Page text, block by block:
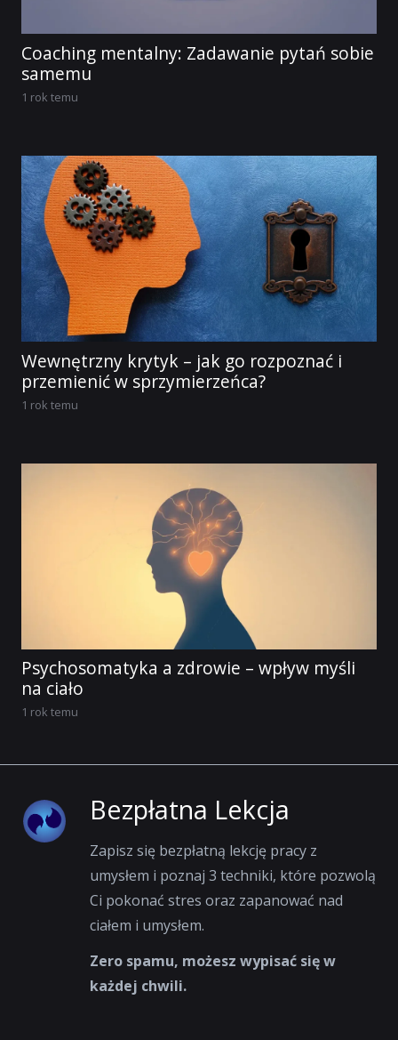
Coaching mentalny: Zadawanie pytań sobie
samemu
1 rok temu
Wewnętrzny krytyk – jak go rozpoznać i
przemienić w sprzymierzeńca?
1 rok temu
Psychosomatyka a zdrowie – wpływ myśli
na ciało
1 rok temu
Bezpłatna Lekcja
Zapisz się bezpłatną lekcję pracy z
umysłem i poznaj 3 techniki, które pozwolą
Ci pokonać stres oraz zapanować nad
ciałem i umysłem.
Zero spamu, możesz wypisać się w
każdej chwili.